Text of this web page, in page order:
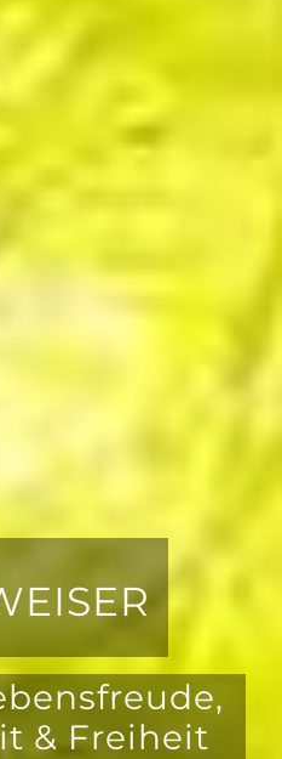
& Freiheit